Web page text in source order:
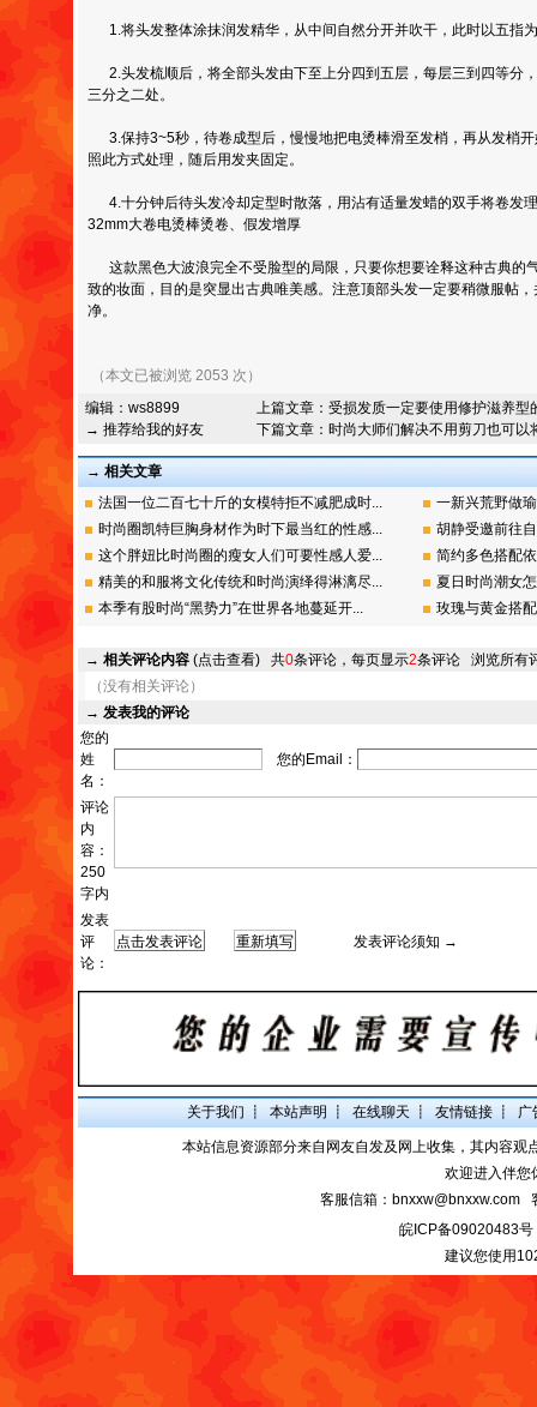
1.将头发整体涂抹润发精华，从中间自然分开并吹干，此时以五指
2.头发梳顺后，将全部头发由下至上分四到五层，每层三到四等分
三分之二处。
3.保持3~5秒，待卷成型后，慢慢地把电烫棒滑至发梢，再从发梢
照此方式处理，随后用发夹固定。
4.十分钟后待头发冷却定型时散落，用沾有适量发蜡的双手将卷发
32mm大卷电烫棒烫卷、假发增厚
这款黑色大波浪完全不受脸型的局限，只要你想要诠释这种古典的
致的妆面，目的是突显出古典唯美感。注意顶部头发一定要稍微服帖
净。
（本文已被浏览 2053 次）
编辑： ws8899
→ 推荐给我的好友
上篇文章： 受损发质一定要使用修护滋养型
下篇文章： 时尚大师们解决不用剪刀也可以
→ 相关文章
法国一位二百七十斤的女模特拒不减肥成时...
一新兴荒野做
时尚圈凯特巨胸身材作为时下最当红的性感...
胡静受邀前往
这个胖妞比时尚圈的瘦女人们可要性感人爱...
简约多色搭配
精美的和服将文化传统和时尚演绎得淋漓尽...
夏日时尚潮女
本季有股时尚“黑势力”在世界各地蔓延开...
玫瑰与黄金搭
→ 相关评论内容 (点击查看) 共0条评论，每页显示2条评论 浏览所有
（没有相关评论）
→ 发表我的评论
您的
姓
名：
您的Email：
评论
内
容：
250
字内
发表
评
论：
发表评论须知 →
关于我们 ┋ 本站声明 ┋ 在线聊天 ┋ 友情链接 ┋ 广
本站信息资源部分来自网友自发及网上收集，其内容
欢迎进入伴您
客服信箱：bnxxw@bnxxw.com
皖ICP备09020483号
建议您使用